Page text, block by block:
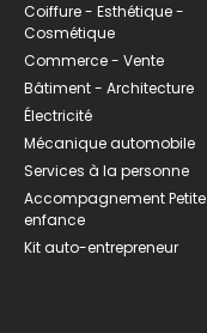
Coiffure - Esthétique -
Cosmétique
Commerce - Vente
Bâtiment - Architecture
Électricité
Mécanique automobile
Services à la personne
Accompagnement Petite
enfance
Kit auto-entrepreneur